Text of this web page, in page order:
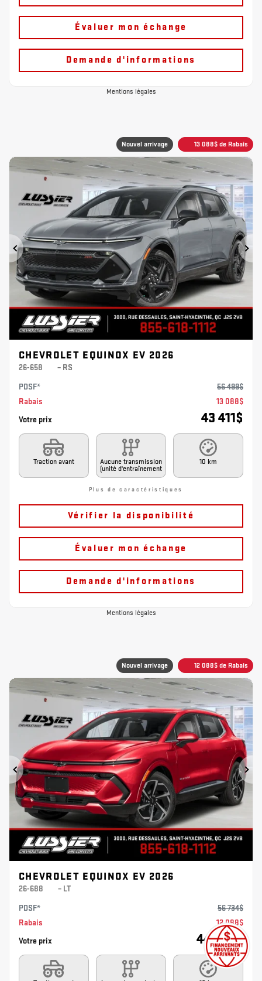
Évaluer mon échange
Demande d'informations
Mentions légales
Nouvel arrivage 13 088$ de Rabais
Précédent
CHEVROLET EQUINOX EV 2026
26-658
– RS
PDSF*
56 499$
Rabais
13 088$
Votre prix
43 411$
Traction avant
Aucune transmission
(unité d'entraînement
10 km
Plus de caractéristiques
Vérifier la disponibilité
Évaluer mon échange
Demande d'informations
Mentions légales
Nouvel arrivage 12 088$ de Rabais
Précédent
CHEVROLET EQUINOX EV 2026
26-688
– LT
PDSF*
56 734$
Rabais
12 088$
Votre prix
44 646$